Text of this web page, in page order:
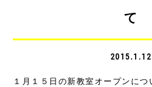
て
2015.1.12
１月１５日の新教室オープンにつ